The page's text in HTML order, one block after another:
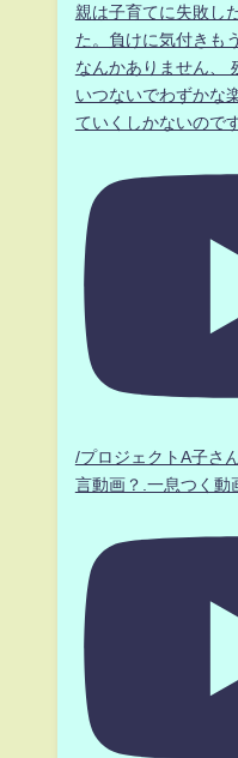
親は子育てに失敗し
た。負けに気付きも
なんかありません、
いつないでわずかな
ていくしかないので
/プロジェクトA子
言動画？.一息つく動